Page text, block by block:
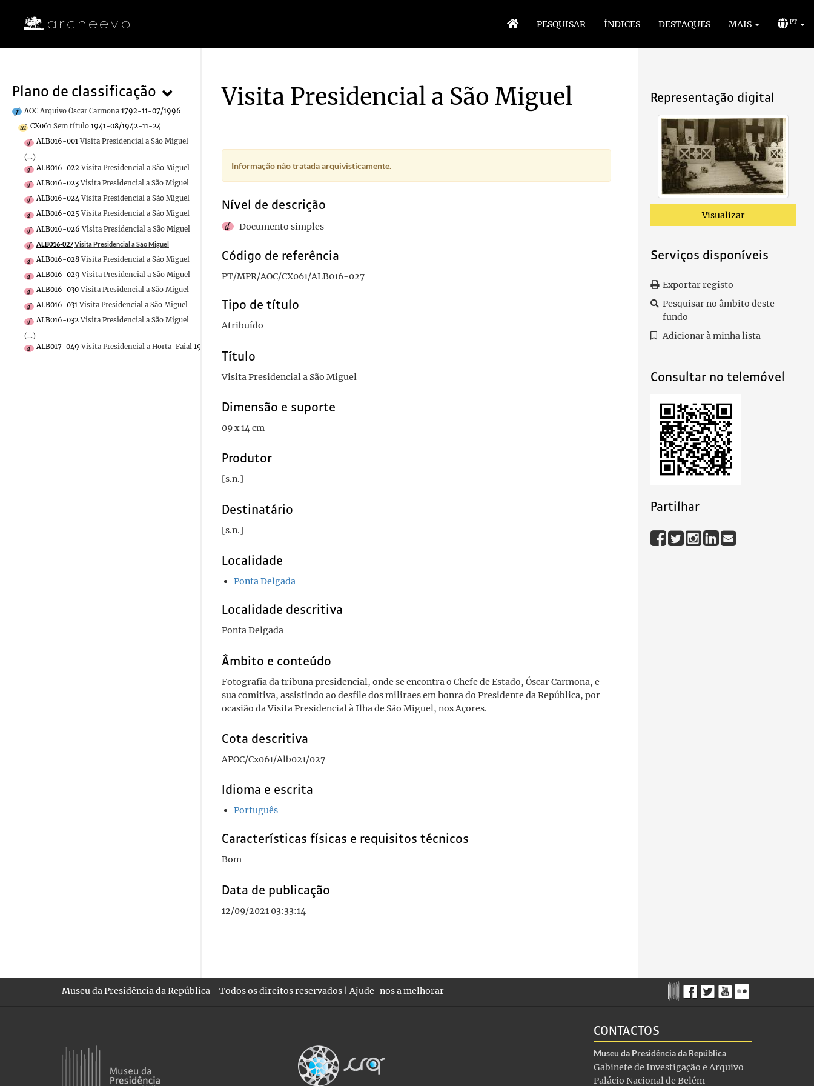
PESQUISAR ÍNDICES DESTAQUES MAIS PT
Plano de classificação
AOC Arquivo Óscar Carmona 1792-11-07/1996
CX061 Sem título 1941-08/1942-11-24
ALB016-001 Visita Presidencial a São Miguel
(...)
ALB016-022 Visita Presidencial a São Miguel
ALB016-023 Visita Presidencial a São Miguel
ALB016-024 Visita Presidencial a São Miguel
ALB016-025 Visita Presidencial a São Miguel
ALB016-026 Visita Presidencial a São Miguel
ALB016-027Visita Presidencial a São Miguel
ALB016-028 Visita Presidencial a São Miguel
ALB016-029 Visita Presidencial a São Miguel
ALB016-030 Visita Presidencial a São Miguel
ALB016-031 Visita Presidencial a São Miguel
ALB016-032 Visita Presidencial a São Miguel
(...)
ALB017-049 Visita Presidencial a Horta-Faial 1941-08
Representação digital
Visualizar
Serviços disponíveis
Exportar registo
Pesquisar no âmbito deste
fundo
Adicionar à minha lista
Consultar no telemóvel
Partilhar
Visita Presidencial a São Miguel
Informação não tratada arquivisticamente.
Nível de descrição
Documento simples
Código de referência
PT/MPR/AOC/CX061/ALB016-027
Tipo de título
Atribuído
Título
Visita Presidencial a São Miguel
Dimensão e suporte
09 x 14 cm
Produtor
[s.n.]
Destinatário
[s.n.]
Localidade
Ponta Delgada
Localidade descritiva
Ponta Delgada
Âmbito e conteúdo
Fotografia da tribuna presidencial, onde se encontra o Chefe de Estado, Óscar Carmona, e
sua comitiva, assistindo ao desfile dos miliraes em honra do Presidente da República, por
ocasião da Visita Presidencial à Ilha de São Miguel, nos Açores.
Cota descritiva
APOC/Cx061/Alb021/027
Idioma e escrita
Português
Características físicas e requisitos técnicos
Bom
Data de publicação
12/09/2021 03:33:14
Museu da Presidência da República - Todos os direitos reservados |Ajude-nos a melhorar
CONTACTOS
Museu da Presidência da República
Gabinete de Investigação e Arquivo
Palácio Nacional de Belém